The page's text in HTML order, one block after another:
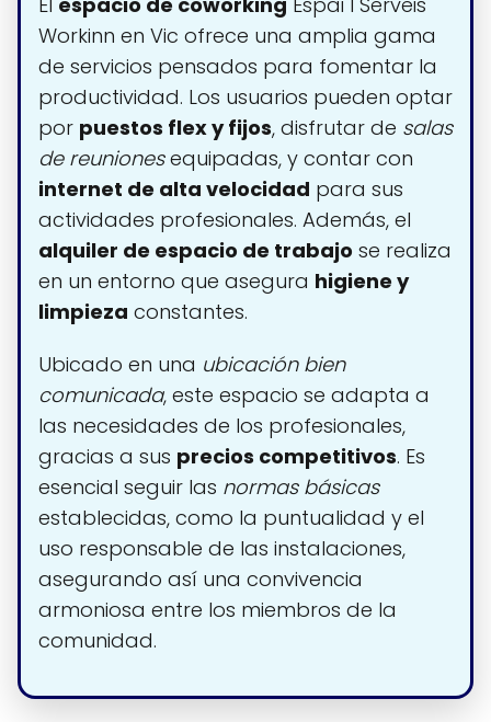
Workinn en Vic ofrece una amplia gama
de servicios pensados para fomentar la
productividad. Los usuarios pueden optar
por puestos flex y fijos, disfrutar de salas
de reunionesequipadas, y contar con
internet de alta velocidad para sus
actividades profesionales. Además, el
alquiler de espacio de trabajo se realiza
en un entorno que asegura higiene y
limpieza constantes.
Ubicado en una ubicación bien
comunicada, este espacio se adapta a
las necesidades de los profesionales,
gracias a sus precios competitivos. Es
esencial seguir las normas básicas
establecidas, como la puntualidad y el
uso responsable de las instalaciones,
asegurando así una convivencia
armoniosa entre los miembros de la
comunidad.